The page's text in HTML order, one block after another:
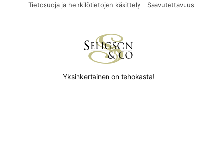
Tietosuoja ja henkilötietojen käsittely
Saavutettavuus
Yksinkertainen on tehokasta!